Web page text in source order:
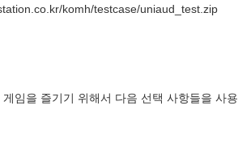
komh/testcase/uniaud_test.zip
임을 즐기기 위해서 다음 선택 사항들을 사용